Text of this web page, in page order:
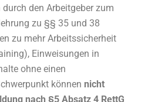
den Arbeitgeber zum
zu §§ 35 und 38
zu mehr Arbeitssicherheit
Einweisungen in
ohne einen
können nicht
nach §5 Absatz 4 RettG